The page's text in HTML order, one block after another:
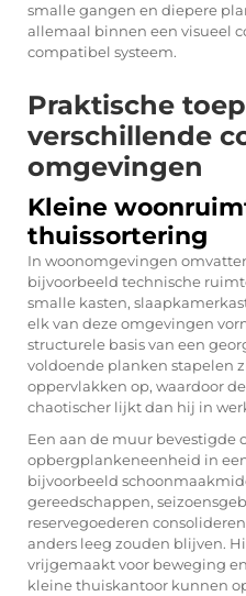
smalle gangen en diepere
allemaal binnen een visueel
compatibel systeem.
Praktische
verschillende
omgevingen
Kleine
thuissortering
In woonomgevingen
bijvoorbeeld technische
smalle kasten,
elk van deze omgevingen
structurele basis van een
voldoende planken stapelen
oppervlakken op, waardoor
chaotischer lijkt dan hij in
Een aan de muur bevestigde
opbergplankeneenheid in
bijvoorbeeld
gereedschappen,
reservegoederen
anders leeg zouden blijven.
vrijgemaakt voor beweging
kleine thuiskantoor kunnen